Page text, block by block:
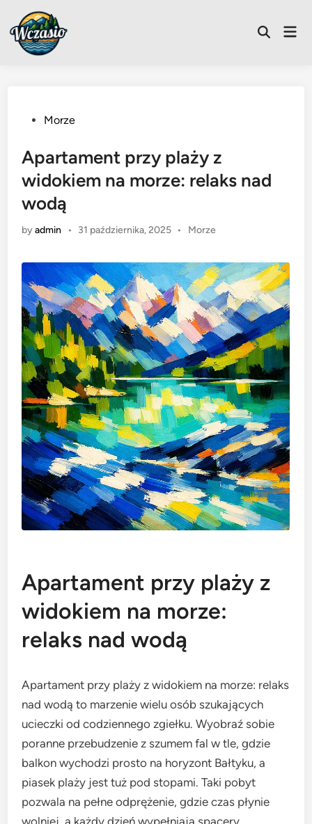
content
Open
PostedMorze
Apartament przy plaży z
widokiem na morze: relaks nad
wodą
byadmin • 31 października, 2025 •
Posted
Morze
Apartament przy plaży z
widokiem na morze:
relaks nad wodą
Apartament przy plaży z widokiem na morze: relaks
nad wodą to marzenie wielu osób szukających
ucieczki od codziennego zgiełku. Wyobraź sobie
poranne przebudzenie z szumem fal w tle, gdzie
balkon wychodzi prosto na horyzont Bałtyku, a
piasek plaży jest tuż pod stopami. Taki pobyt
pozwala na pełne odprężenie, gdzie czas płynie